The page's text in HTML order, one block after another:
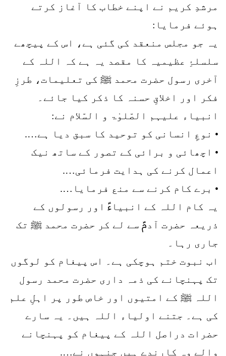
مرشدِ کریم نے اپنے خطاب کا آغاز کرتے
ہوئے فرمایا:
یہ جو مجلس منعقد کی گئی ہے، اس کے پیچھے
سلسلۂِ عظیمیہ کا مقصد یہ ہے کہ اللہ کے
آخری رسول حضرت محمد ﷺ کی تعلیمات، طرزِ
فکر اور اخلاقِ حسنہ کا ذکر کیا جائے۔
انبیاء علیہم الصّلوٰۃ و السّلام نے:
• نوعِ انسانی کو توحید کا سبق دیا ہے….
• اچھائی و برائی کے تصور کے ساتھ نیک
اعمال کرنے کی ہدایت فرمائی….
• برے کام کرنے سے منع فرمایا….
یہ کام اللہ کے انبیاءؑ اور رسولوں کے
ذریعہ حضرت آدمؑ سے لے کر حضرت محمد ﷺ تک
جاری رہا۔
اب نبوت ختم ہوچکی ہے۔ اس پیغام کو لوگوں
تک پہنچانے کی ذمہ داری حضرت محمد رسول
اللہ ﷺ کے امتیوں اور خاص طور پر اہلِ علم
کی ہے۔ جتنے اولیاء اللہ ہیں۔ یہ سارے
حضرات دراصل اللہ کے پیغام کو پہنچانے
والے وہ کارندے ہیں جنہوں نے….